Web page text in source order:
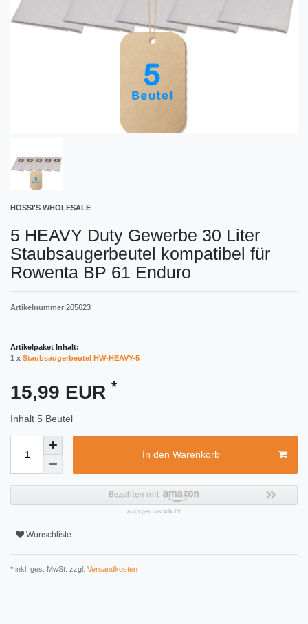
HOSSI'S WHOLESALE
5 HEAVY Duty Gewerbe 30 Liter
Staubsaugerbeutel kompatibel für
Rowenta BP 61 Enduro
Artikelnummer 205623
Artikelpaket Inhalt:
1 x Staubsaugerbeutel HW-HEAVY-5
15,99 EUR *
Inhalt 5 Beutel
In den Warenkorb
Wunschliste
* inkl. ges. MwSt. zzgl. Versandkosten